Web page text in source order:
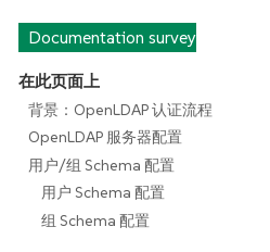
Documentation survey
在此页面上
背景：OpenLDAP 认证流程
OpenLDAP 服务器配置
用户/组 Schema 配置
用户 Schema 配置
组 Schema 配置